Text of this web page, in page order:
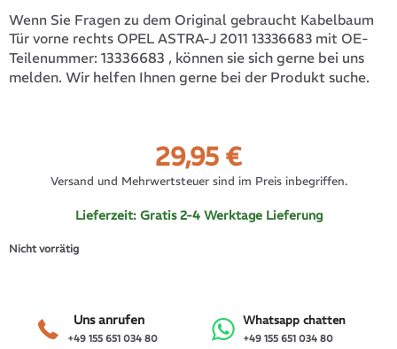
Wenn Sie Fragen zu dem Original gebraucht Kabelbaum
Tür vorne rechts OPEL ASTRA-J 2011 13336683 mit OE-
Teilenummer: 13336683 , können sie sich gerne bei uns
melden. Wir helfen Ihnen gerne bei der Produkt suche.
29,95 €
Versand und Mehrwertsteuer sind im Preis inbegriffen.
Lieferzeit: Gratis 2-4 Werktage Lieferung
Nicht vorrätig
+49 155 651 034 80
Uns anrufen
+49 155 651 034 80
Whatsapp chatten